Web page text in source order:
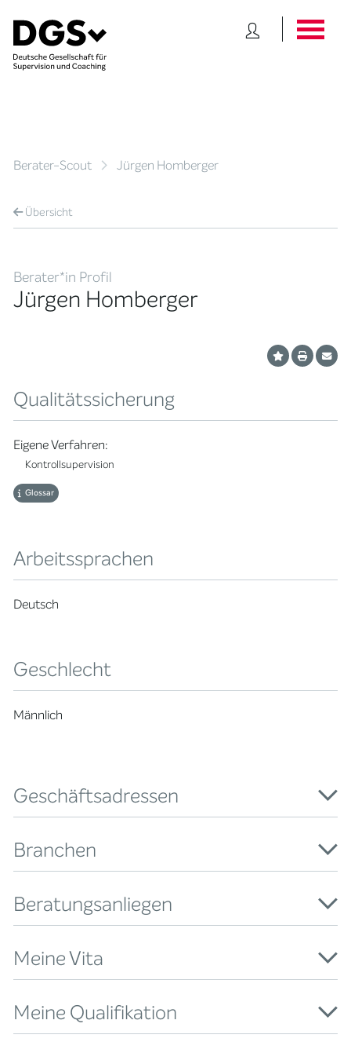
Berater-Scout Jürgen Homberger
Übersicht
Berater*in Profil
Jürgen Homberger
Qualitätssicherung
Eigene Verfahren:
Kontrollsupervision
Glossar
Arbeitssprachen
Deutsch
Geschlecht
Männlich
Geschäftsadressen
Branchen
Beratungsanliegen
Meine Vita
Meine Qualifikation